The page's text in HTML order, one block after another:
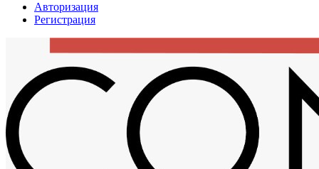
Авторизация
Регистрация